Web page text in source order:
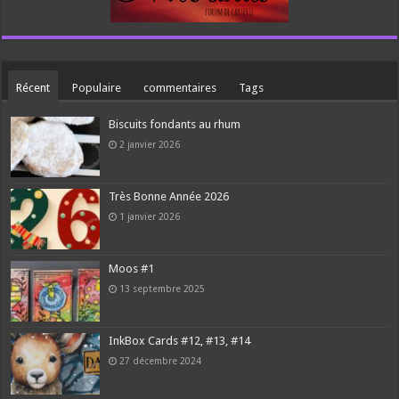
Récent Populaire commentaires Tags
Biscuits fondants au rhum
2 janvier 2026
Très Bonne Année 2026
1 janvier 2026
Moos #1
13 septembre 2025
InkBox Cards #12, #13, #14
27 décembre 2024